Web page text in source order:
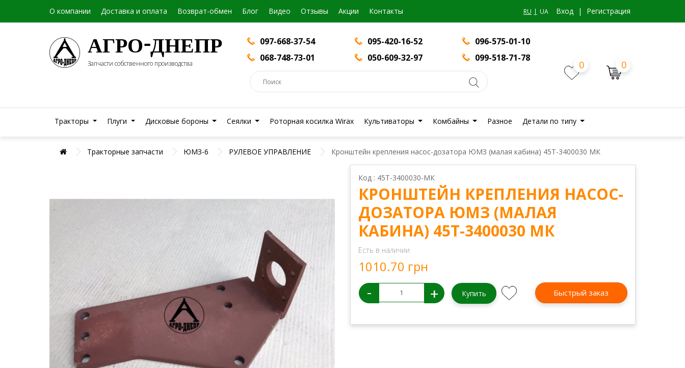
О компании Доставка и оплата Возврат-обмен Блог Видео Отзывы Акции Контакты RU UA Вход | Регистрация
АГРО-ДНЕПР
Запчасти собственного производства
097-668-37-54 095-420-16-52
096-575-01-10
068-748-73-01
050-609-32-97 099-518-71-78
0 0
Тракторы Плуги Дисковые бороны Сеялки Роторная косилка Wirax Культиваторы Комбайны Разное Детали по типу
Тракторные запчасти ЮМЗ-6 РУЛЕВОЕ УПРАВЛЕНИЕ Кронштейн крепления насос-дозатора ЮМЗ (малая кабина) 45Т-3400030 МК
Код : 45Т-3400030-МК
КРОНШТЕЙН КРЕПЛЕНИЯ НАСОС-
ДОЗАТОРА ЮМЗ (МАЛАЯ
КАБИНА) 45Т-3400030 МК
Есть в наличии
1010.70 грн
- + Купить Быстрый заказ